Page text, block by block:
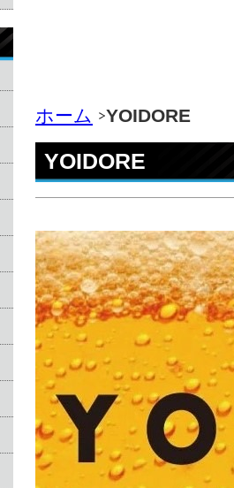
ホーム YOIDORE
YOIDORE